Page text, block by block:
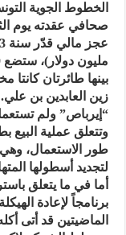
الخطوط الجوية
صحافي عقدته يوم
بينها طائرتان
زين العابدين بن
“إيرباص” ولم
طور الاستعمال،
لتجديد أسطولها
أما في ما يتعلق
برنامجاً لإعادة